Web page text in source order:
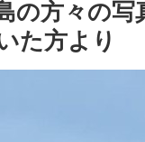
の方々の
た方より